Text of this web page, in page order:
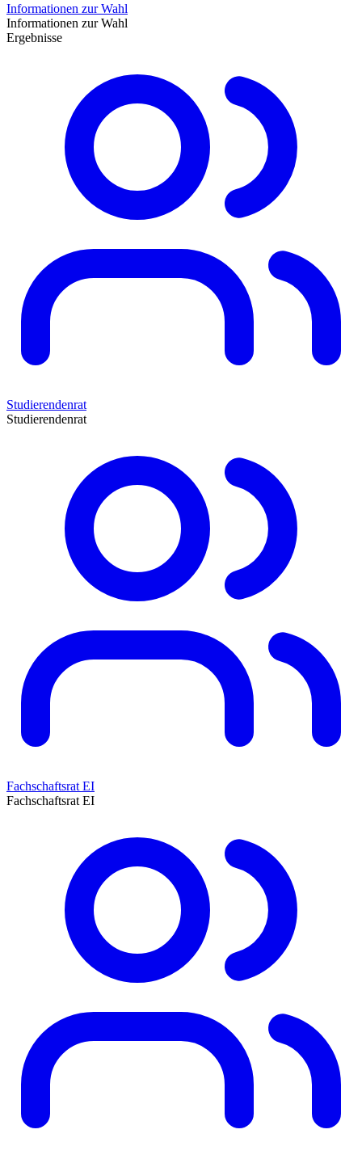
Informationen zur Wahl
Informationen zur Wahl
Ergebnisse
Studierendenrat
Studierendenrat
Fachschaftsrat EI
Fachschaftsrat EI